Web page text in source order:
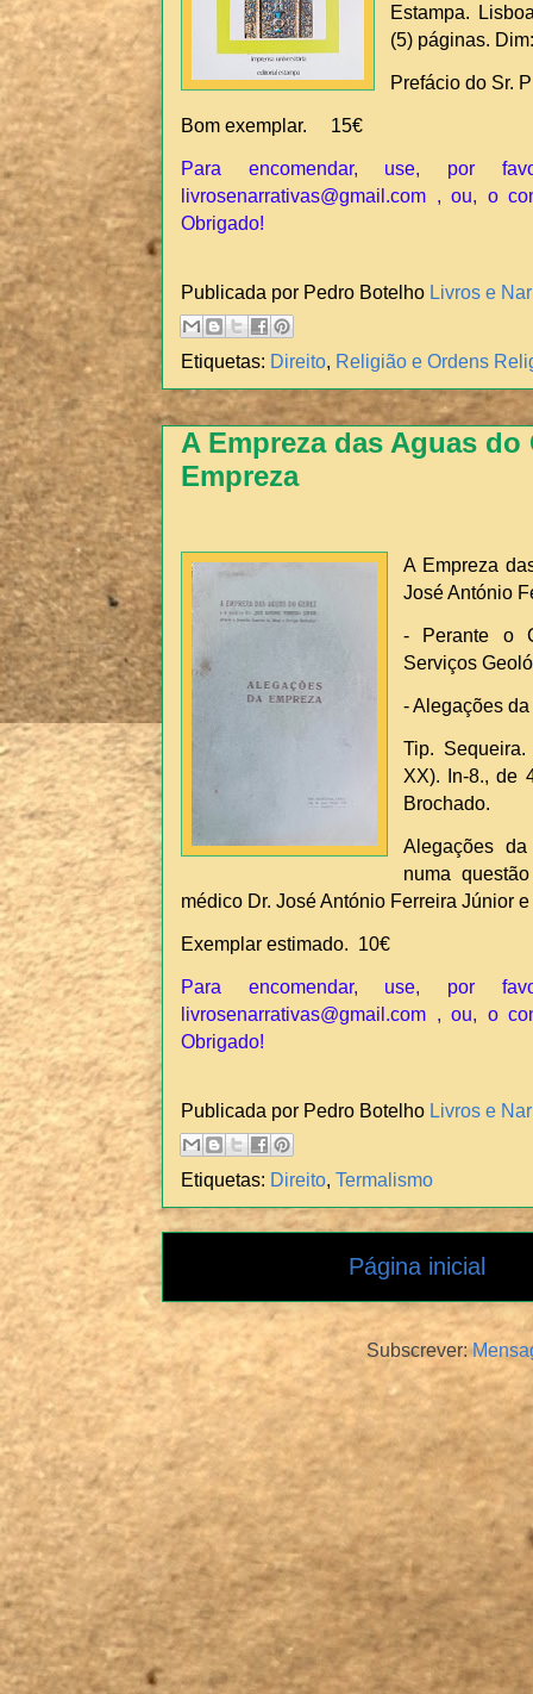
Estampa.
(5) páginas.
Prefácio do Sr.
Bom exemplar. 15€
Para encomendar, use, por
livrosenarrativas@gmail.com , ou, o
Obrigado!
Publicada por Pedro Botelho Livros e
Etiquetas: Direito, Religião e Ordens
A Empreza das Aguas do
Empreza
A Empreza
José António
- Perante o
Serviços
- Alegações
Tip.
XX). In-8., de
Brochado.
Alegações
numa
médico Dr. José António Ferreira Júnior
Exemplar estimado. 10€
Para encomendar, use, por
livrosenarrativas@gmail.com , ou, o
Obrigado!
Publicada por Pedro Botelho Livros e
Etiquetas: Direito, Termalismo
Página inicial
Subscrever: